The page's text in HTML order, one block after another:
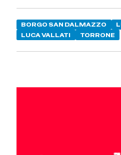
BORGO SAN DALMAZZO
LUCA VALLATI
TORRONE